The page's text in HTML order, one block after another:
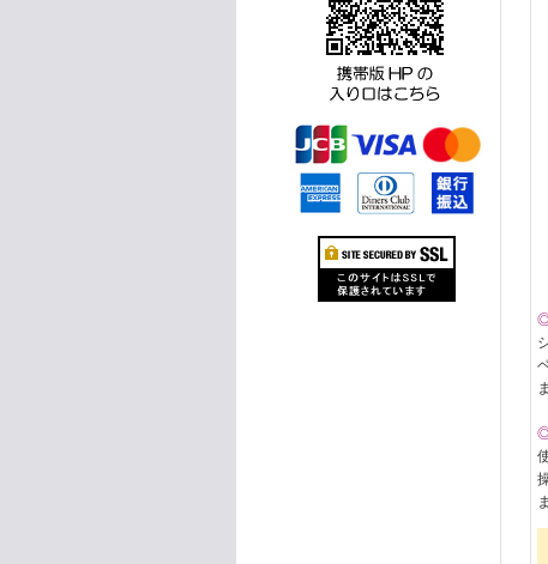
◎
◎